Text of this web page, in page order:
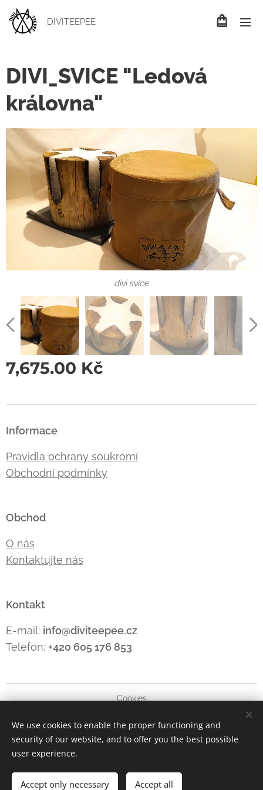
DIVITEEPEE
DIVI_SVICE "Ledová
královna"
divi svíce
7,675.00 Kč
Add to cart
Informace
Pravidla ochrany soukromí
Obchodní podmínky
Obchod
O nás
Kontaktujte nás
Kontakt
E-mail: info@diviteepee.cz
Telefon: +420 605 176 853
Cookies
Languages
Čeština
Polski Deutsch English
We use cookies to enable the proper functioning and
security of our website, and to offer you the best possible
user experience.
Accept only necessary Accept all